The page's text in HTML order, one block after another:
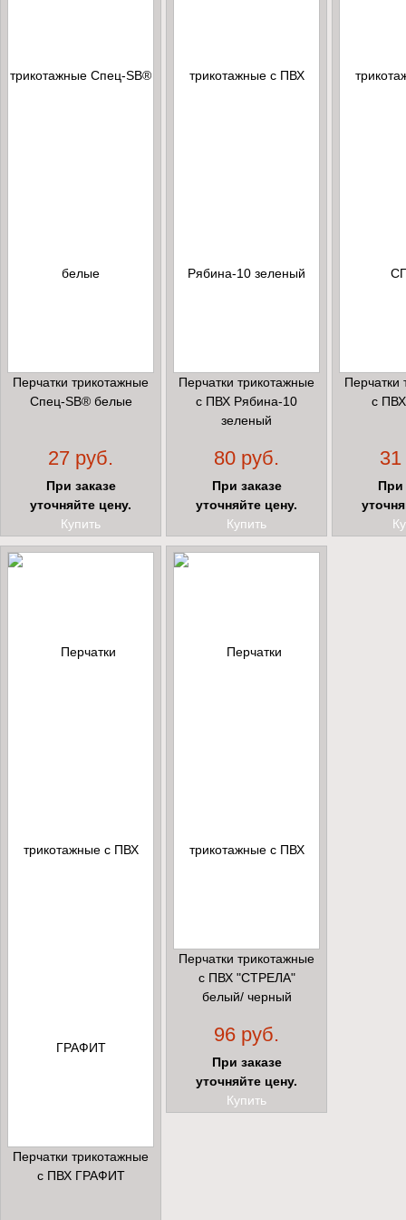
Перчатки трикотажные
Спец-SB® белые
27 руб.
При заказе
уточняйте цену.
Купить
Перчатки трикотажные
с ПВХ Рябина-10
зеленый
80 руб.
При заказе
уточняйте цену.
Купить
Перчатки
с
При
Перчатки трикотажные
с ПВХ ГРАФИТ
Перчатки трикотажные
с ПВХ "СТРЕЛА"
белый/ черный
96 руб.
При заказе
уточняйте цену.
Купить